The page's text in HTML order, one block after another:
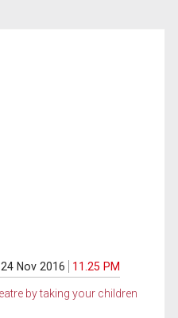
24 Nov 2016 11.25 PM
by taking your children